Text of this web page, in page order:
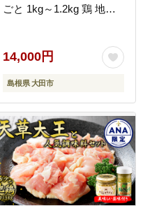
ごと 1kg～1.2kg 鶏 地鶏
げ 焼き鳥 すき焼き 冷凍
14,000円
島根県 大田市